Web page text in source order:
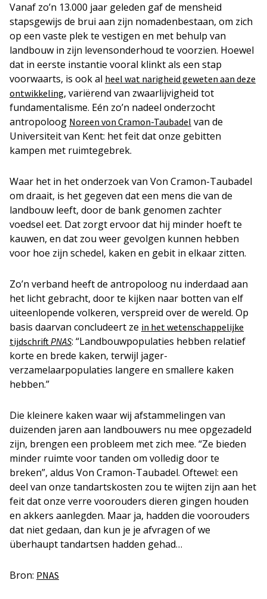
Vanaf zo’n 13.000 jaar geleden gaf de mensheid
stapsgewijs de brui aan zijn nomadenbestaan, om zich
op een vaste plek te vestigen en met behulp van
landbouw in zijn levensonderhoud te voorzien. Hoewel
dat in eerste instantie vooral klinkt als een stap
voorwaarts, is ook al heel wat narigheid geweten aan deze
ontwikkeling, variërend van zwaarlijvigheid tot
fundamentalisme. Eén zo’n nadeel onderzocht
antropoloog Noreen von Cramon-Taubadel van de
Universiteit van Kent: het feit dat onze gebitten
kampen met ruimtegebrek.
Waar het in het onderzoek van Von Cramon-Taubadel
om draait, is het gegeven dat een mens die van de
landbouw leeft, door de bank genomen zachter
voedsel eet. Dat zorgt ervoor dat hij minder hoeft te
kauwen, en dat zou weer gevolgen kunnen hebben
voor hoe zijn schedel, kaken en gebit in elkaar zitten.
Zo’n verband heeft de antropoloog nu inderdaad aan
het licht gebracht, door te kijken naar botten van elf
uiteenlopende volkeren, verspreid over de wereld. Op
basis daarvan concludeert ze in het wetenschappelijke
tijdschriftPNAS: “Landbouwpopulaties hebben relatief
korte en brede kaken, terwijl jager-
verzamelaarpopulaties langere en smallere kaken
hebben.”
Die kleinere kaken waar wij afstammelingen van
duizenden jaren aan landbouwers nu mee opgezadeld
zijn, brengen een probleem met zich mee. “Ze bieden
minder ruimte voor tanden om volledig door te
breken”, aldus Von Cramon-Taubadel. Oftewel: een
deel van onze tandartskosten zou te wijten zijn aan het
feit dat onze verre voorouders dieren gingen houden
en akkers aanlegden. Maar ja, hadden die voorouders
dat niet gedaan, dan kun je je afvragen of we
überhaupt tandartsen hadden gehad…
Bron: PNAS